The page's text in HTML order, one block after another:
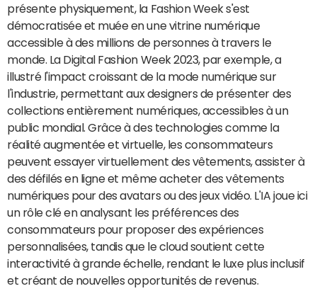
présente physiquement, la Fashion Week s'est
démocratisée et muée en une vitrine numérique
accessible à des millions de personnes à travers le
monde. La Digital Fashion Week 2023, par exemple, a
illustré l'impact croissant de la mode numérique sur
l'industrie, permettant aux designers de présenter des
collections entièrement numériques, accessibles à un
public mondial. Grâce à des technologies comme la
réalité augmentée et virtuelle, les consommateurs
peuvent essayer virtuellement des vêtements, assister à
des défilés en ligne et même acheter des vêtements
numériques pour des avatars ou des jeux vidéo. L'IA joue ici
un rôle clé en analysant les préférences des
consommateurs pour proposer des expériences
personnalisées, tandis que le cloud soutient cette
interactivité à grande échelle, rendant le luxe plus inclusif
et créant de nouvelles opportunités de revenus.